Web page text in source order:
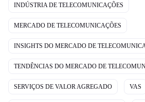
INDÚSTRIA DE TELECOMUNICAÇÕES
MERCADO DE TELECOMUNICAÇÕES
INSIGHTS DO MERCADO DE
TENDÊNCIAS DO MERCADO DE
SERVIÇOS DE VALOR AGREGADO VAS